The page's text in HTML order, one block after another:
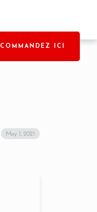
COMMANDEZ ICI
May 1, 2021